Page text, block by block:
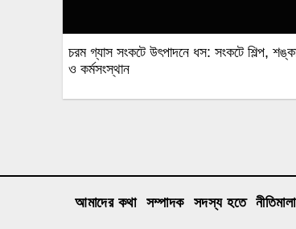
চরম গ্যাস সংকটে উৎপাদনে ধস: সংকটে শিল্প,
ও কর্মসংস্থান
আমাদের কথা সম্পাদক সদস্য হতে নীতিমালা